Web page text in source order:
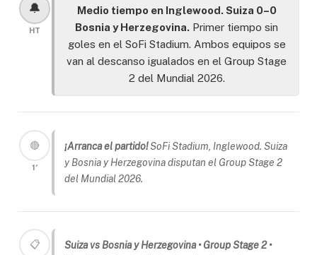
🔔
HT
Medio tiempo en Inglewood. Suiza 0–0
Bosnia y Herzegovina. Primer tiempo sin
goles en el SoFi Stadium. Ambos equipos se
van al descanso igualados en el Group Stage
2 del Mundial 2026.
🔴
1′
¡Arranca el partido!SoFi Stadium, Inglewood. Suiza
y Bosnia y Herzegovina disputan el Group Stage 2
del Mundial 2026.
📋
Suiza vs Bosnia y Herzegovina • Group Stage 2 •